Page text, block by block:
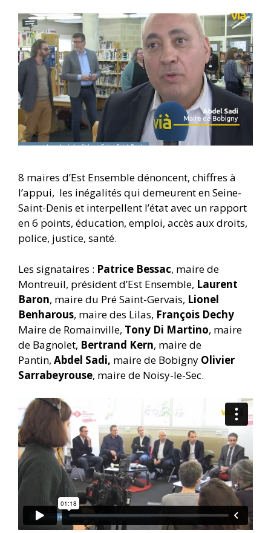
8 maires d’Est Ensemble dénoncent, chiffres à
l’appui, les inégalités qui demeurent en Seine-
Saint-Denis et interpellent l’état avec un rapport
en 6 points, éducation, emploi, accès aux droits,
police, justice, santé.
Les signataires : Patrice Bessac, maire de
Montreuil, président d’Est Ensemble, Laurent
Baron, maire du Pré Saint-Gervais, Lionel
Benharous, maire des Lilas, François Dechy
Maire de Romainville, Tony Di Martino, maire
de Bagnolet, Bertrand Kern, maire de
Pantin, Abdel Sadi, maire de Bobigny Olivier
Sarrabeyrouse, maire de Noisy-le-Sec.